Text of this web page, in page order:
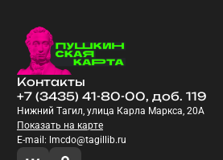
Контакты
+7 (3435) 41-80-00, доб. 119
Нижний Тагил, улица Карла Маркса, 20А
Показать на карте
E-mail: lmcdo@tagillib.ru